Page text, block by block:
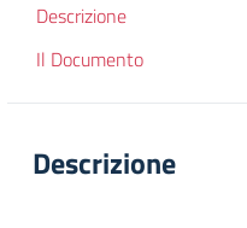
Descrizione
Il Documento
Descrizione